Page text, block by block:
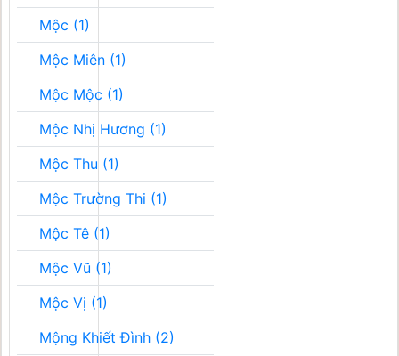
Mộc (1)
Mộc Miên (1)
Mộc Mộc (1)
Mộc Nhị Hương (1)
Mộc Thu (1)
Mộc Trường Thi (1)
Mộc Tê (1)
Mộc Vũ (1)
Mộc Vị (1)
Mộng Khiết Đình (2)